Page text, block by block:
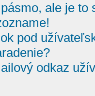
ale je to
pod
odkaz